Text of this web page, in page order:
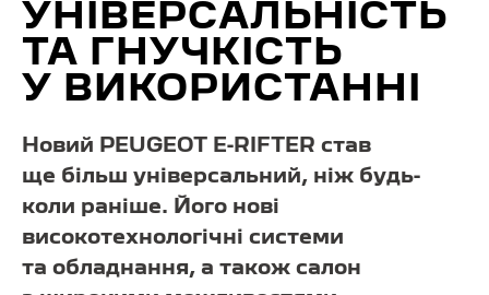
УНІВЕРСАЛЬНІСТЬ
ТА ГНУЧКІСТЬ
У ВИКОРИСТАННІ
Новий PEUGEOT E-RIFTER став
ще більш універсальний, ніж будь-
коли раніше. Його нові
високотехнологічні системи
та обладнання, а також салон